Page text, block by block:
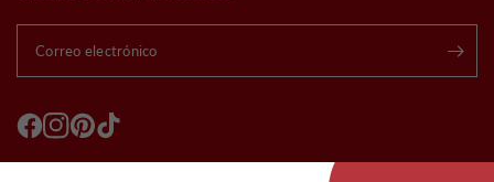
Correo electrónico